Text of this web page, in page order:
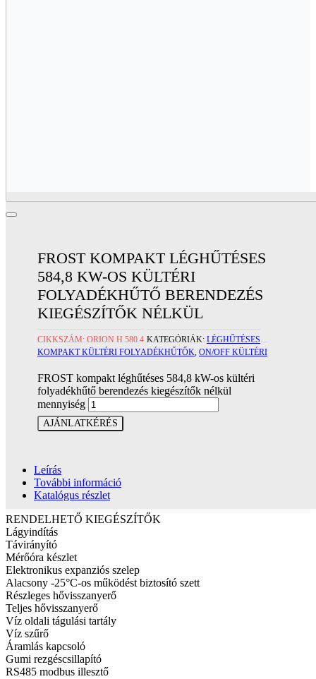
FROST KOMPAKT LÉGHŰTÉSES
584,8 KW-OS KÜLTÉRI
FOLYADÉKHŰTŐ BERENDEZÉS
KIEGÉSZÍTŐK NÉLKÜL
CIKKSZÁM:ORION H 580.4 KATEGÓRIÁK:LÉGHŰTÉSES
KOMPAKT KÜLTÉRI FOLYADÉKHŰTŐK, ON/OFF KÜLTÉRI
FROST kompakt léghűtéses 584,8 kW-os kültéri
folyadékhűtő berendezés kiegészítők nélkül
mennyiség
AJÁNLATKÉRÉS
Leírás
További információ
Katalógus részlet
RENDELHETŐ KIEGÉSZÍTŐK
Lágyindítás
Távirányító
Mérőóra készlet
Elektronikus expanziós szelep
Alacsony -25°C-os működést biztosító szett
Részleges hővisszanyerő
Teljes hővisszanyerő
Víz oldali tágulási tartály
Víz szűrő
Áramlás kapcsoló
Gumi rezgéscsillapító
RS485 modbus illesztő